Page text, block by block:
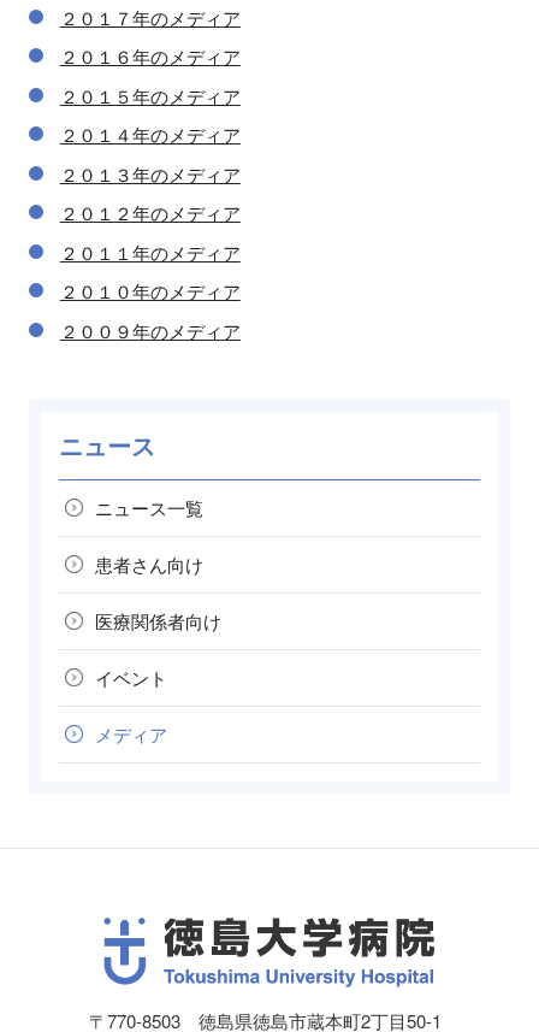
２０１７年のメディア
２０１６年のメディア
２０１５年のメディア
２０１４年のメディア
２０１３年のメディア
２０１２年のメディア
２０１１年のメディア
２０１０年のメディア
２００９年のメディア
ニュース
ニュース一覧
患者さん向け
医療関係者向け
イベント
メディア
〒770-8503 徳島県徳島市蔵本町2丁目50-1